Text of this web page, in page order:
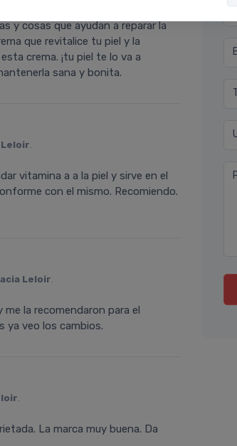
su piel, sobre todo si la
y cosas que ayudan a reparar la
que revitalice tu piel y la
crema. ¡tu piel te lo va a
sana y bonita.
Leloir.
vitamina a a la piel y sirve en el
con el mismo. Recomiendo.
Leloir.
la recomendaron para el
ya veo los cambios.
.
La marca muy buena. Da